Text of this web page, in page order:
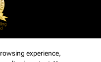
experience,